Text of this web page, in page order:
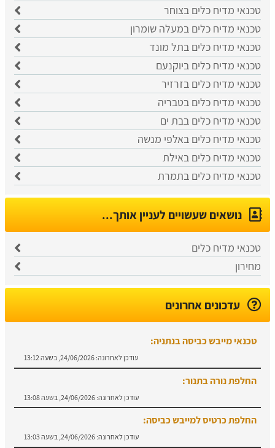
טכנאי מדיח כלים בצוחר
טכנאי מדיח כלים במעלה שומרון
טכנאי מדיח כלים בתל מונד
טכנאי מדיח כלים ביוקנעם
טכנאי מדיח כלים בזרזיר
טכנאי מדיח כלים בטבריה
טכנאי מדיח כלים בבת ים
טכנאי מדיח כלים באלפי מנשה
טכנאי מדיח כלים באילת
טכנאי מדיח כלים בתמרת
נושאים שעשויים לעניין אותך...
טכנאי מדיח כלים
מחירון
עדכונים אחרונים
טכנאי מייבש כביסה בנתניה:
עודכן לאחרונה: 24/06/2026, בשעה 13:12
החלפת נורה בתנור:
עודכן לאחרונה: 24/06/2026, בשעה 13:08
החלפת כרטיס למייבש כביסה:
עודכן לאחרונה: 24/06/2026, בשעה 13:03